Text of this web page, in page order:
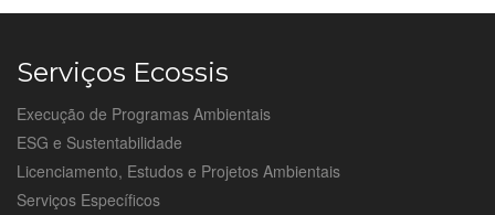
Serviços Ecossis
Execução de Programas Ambientais
ESG e Sustentabilidade
Licenciamento, Estudos e Projetos Ambientais
Serviços Específicos